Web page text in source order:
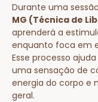
Durante uma
MG (Técnica de
aprenderá a
enquanto foca em
Esse processo
uma sensação de
energia do corpo e
geral.